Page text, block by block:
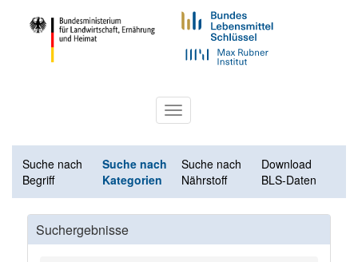
Toggle
navigation
Suche nach
Begriff
Suche nach
Kategorien
Suche nach
Nährstoff
Download
BLS-Daten
Suchergebnisse